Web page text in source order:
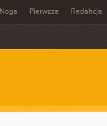
Noga Pierwsza Redakcja